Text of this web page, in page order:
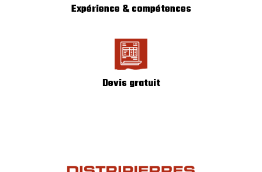
Expérience & compétences
Devis gratuit